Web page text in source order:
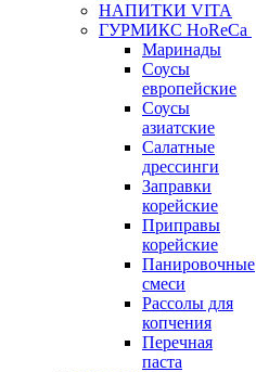
НАПИТКИ VITA
ГУРМИКС HoReCa
Маринады
Соусы
европейские
Соуcы
азиатские
Салатные
дрессинги
Заправки
корейские
Приправы
корейские
Панировочные
смеси
Рассолы для
копчения
Перечная
паста